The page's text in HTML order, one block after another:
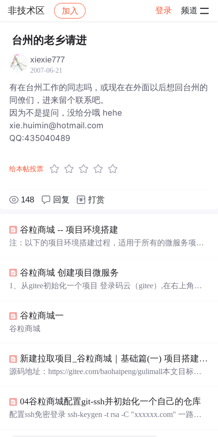
非技术区 加入 登录 频道
社区 非技术区
台州的老乡请进
xiexie777
2007-06-21
有在台州工作的同志吗，或现在在外面以后想回台州的
同僚们，进来留个联系吧。
因为不是提问，没给分哦 hehe
xie.huimin@hotmail.com
QQ:435040489
给本帖投票
148 回复 打赏
谷粒商城 -- 项目环境搭建
注：以下的项目环境搭建过程，适用于所有的微服务项目
谷粒商城 创建项目微服务
1、从gitee初始化一个项目 登录码云（gitee）,在右上角创
（Apache-2.0）) 勾选分支模型（选择生产/开发模型） 点
击创建 2、idea获取代码 打开idea File -----> New ---> Project
谷粒商城一
谷粒商城
新建拉取项目_谷粒商城｜基础篇(一) 项目搭建与代码生成
源码地址：https://gitee.com/baohaipeng/gulimall本文目标搭
下图标注本地克隆码云的远程仓库。先复制仓库地址，到
本地打开git命令行，执行拉取创建商品服务模块。用idea
04谷粒商城配置git-ssh并初始化一个自己的仓库
配置ssh免密登录 ssh-keygen -t rsa -C "xxxxxx.com" 一路回